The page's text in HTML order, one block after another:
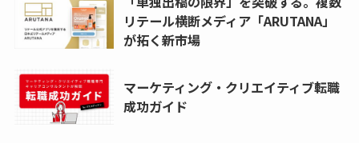
リテール横断メディア「ARUTANA」
が拓く新市場
マーケティング・クリエイティブ転職
成功ガイド